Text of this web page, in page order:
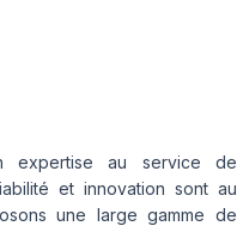
expertise au service de
et innovation sont au
une large gamme de